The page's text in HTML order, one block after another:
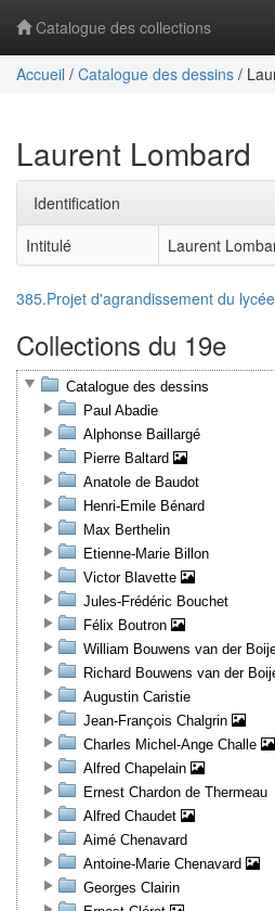
Catalogue des collections
Accueil / Catalogue des dessins /
Laurent Lombard
Identification
Intitulé
Laurent
385.Projet d'agrandissement du
Collections du 19e
Catalogue des dessins
Paul Abadie
Alphonse Baillargé
Pierre Baltard
Anatole de Baudot
Henri-Emile Bénard
Max Berthelin
Etienne-Marie Billon
Victor Blavette
Jules-Frédéric Bouchet
Félix Boutron
William Bouwens van der
Richard Bouwens van der
Augustin Caristie
Jean-François Chalgrin
Charles Michel-Ange Challe
Alfred Chapelain
Ernest Chardon de Thermeau
Alfred Chaudet
Aimé Chenavard
Antoine-Marie Chenavard
Georges Clairin